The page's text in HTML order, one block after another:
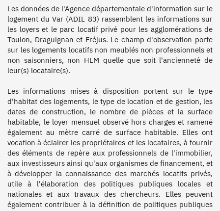
Les données de l'Agence départementale d'information sur le
logement du Var (ADIL 83) rassemblent les informations sur
les loyers et le parc locatif privé pour les agglomérations de
Toulon, Draguignan et Fréjus. Le champ d'observation porte
sur les logements locatifs non meublés non professionnels et
non saisonniers, non HLM quelle que soit l'ancienneté de
leur(s) locataire(s).
Les informations mises à disposition portent sur le type
d'habitat des logements, le type de location et de gestion, les
dates de construction, le nombre de pièces et la surface
habitable, le loyer mensuel observé hors charges et ramené
également au mètre carré de surface habitable. Elles ont
vocation à éclairer les propriétaires et les locataires, à fournir
des éléments de repère aux professionnels de l'immobilier,
aux investisseurs ainsi qu'aux organismes de financement, et
à développer la connaissance des marchés locatifs privés,
utile à l'élaboration des politiques publiques locales et
nationales et aux travaux des chercheurs. Elles peuvent
également contribuer à la définition de politiques publiques